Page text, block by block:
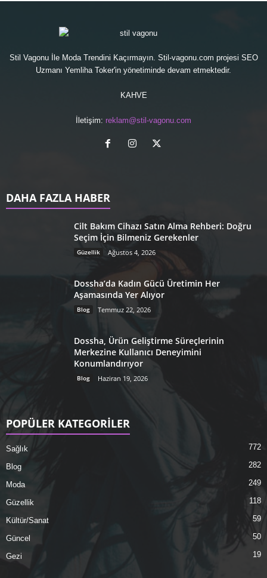
Stil Vagonu İle Moda Trendini Kaçırmayın. Stil-vagonu.com projesi SEO
Uzmanı Yemliha Toker'in yönetiminde devam etmektedir.
KAHVE
İletişim: reklam@stil-vagonu.com
DAHA FAZLA HABER
Cilt Bakım Cihazı Satın Alma Rehberi: Doğru
Seçim İçin Bilmeniz Gerekenler
Güzellik Ağustos 4, 2026
Dossha’da Kadın Gücü Üretimin Her
Aşamasında Yer Alıyor
Blog Temmuz 22, 2026
Dossha, Ürün Geliştirme Süreçlerinin
Merkezine Kullanıcı Deneyimini
Konumlandırıyor
Blog Haziran 19, 2026
POPÜLER KATEGORİLER
Sağlık 772
Blog 282
Moda 249
Güzellik 118
Kültür/Sanat 59
Güncel 50
Gezi 19